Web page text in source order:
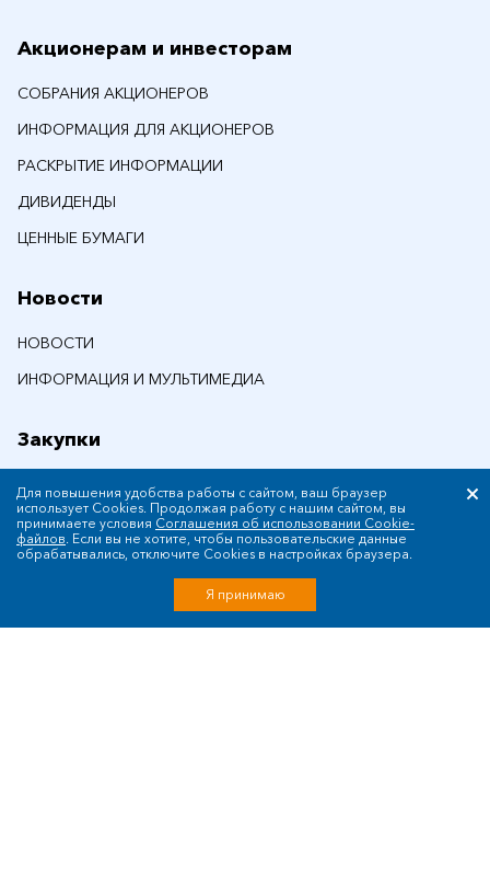
Акционерам и инвесторам
СОБРАНИЯ АКЦИОНЕРОВ
ИНФОРМАЦИЯ ДЛЯ АКЦИОНЕРОВ
РАСКРЫТИЕ ИНФОРМАЦИИ
ДИВИДЕНДЫ
ЦЕННЫЕ БУМАГИ
Новости
НОВОСТИ
ИНФОРМАЦИЯ И МУЛЬТИМЕДИА
Закупки
Для повышения удобства работы с сайтом, ваш браузер
использует Cookies. Продолжая работу с нашим сайтом, вы
принимаете условия Соглашения об использовании Cookie-
файлов. Если вы не хотите, чтобы пользовательские данные
обрабатывались, отключите Cookies в настройках браузера.
Я принимаю